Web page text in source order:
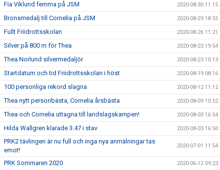
Fia Viklund femma på JSM 2020-08-30 11:15
Bronsmedalj till Cornelia på JSM 2020-08-29 18:55
Fullt Friidrottsskolan 2020-08-26 11:21
Silver på 800 m för Thea 2020-08-23 19:54
Thea Norlund silvermedaljör 2020-08-23 10:13
Startdatum och tid Friidrottsskolan i höst 2020-08-19 08:16
100 personliga rekord slagna 2020-08-12 11:12
Thea nytt personbästa, Cornelia årsbästa 2020-08-09 10:52
Thea och Cornelia uttagna till landslagskampen! 2020-08-03 16:54
Hilda Wallgren klarade 3.47 i stav 2020-08-03 16:50
PRK2 tävlingen är nu full och inga nya anmälningar tas
emot!
2020-07-01 11:54
PRK Sommaren 2020 2020-06-12 09:23